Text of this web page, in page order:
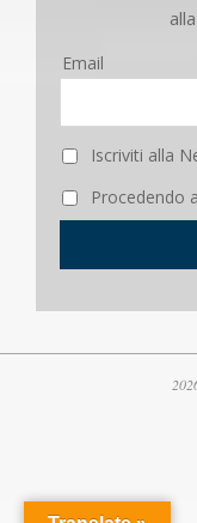
Email
Iscriviti alla
Procedendo